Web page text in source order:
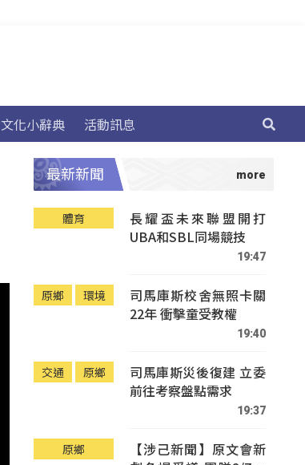
文化小辭典 活動訊息
最新新聞
體育
長耀盃未來聯盟開打
UBA和SBL同場競技
19:47
原鄉 環境
司馬庫斯校舍無照卡關
22年 衝擊童受教權
19:40
交通 原鄉
司馬庫斯災後復建 立委
前往考察盤點需求
19:37
原鄉
【涉己新聞】原文會新